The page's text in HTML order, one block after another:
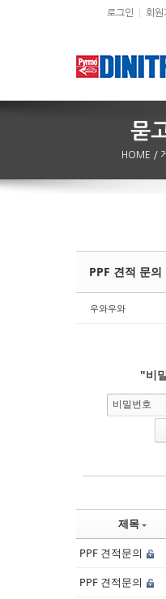
로그인 회원
HOME /
PPF 견적 문의
우와우와
"비
비밀번호
제목
PPF 견적문의
PPF 견적문의